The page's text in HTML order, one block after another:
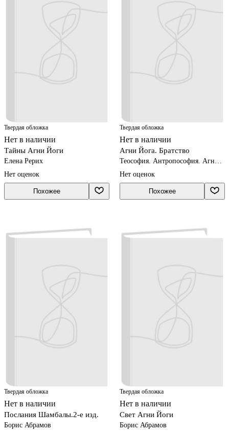
Твердая обложка
Нет в наличии
Тайны Агни Йоги
Елена Рерих
Нет оценок
Похожее
Твердая обложка
Нет в наличии
Агни Йога. Братство
Теософия. Антропософия. Агни-
Нет оценок
Похожее
Твердая обложка
Нет в наличии
Послания Шамбалы.2-е изд.
Борис Абрамов
Твердая обложка
Нет в наличии
Свет Агни Йоги
Борис Абрамов